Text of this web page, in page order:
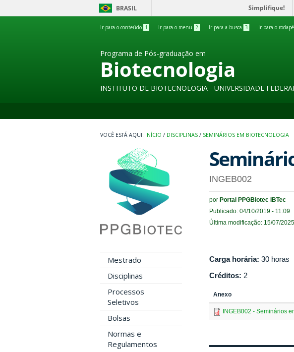
BRASIL Simplifique!
Ir para o conteúdo 1 Ir para o menu 2 Ir para a busca 3 Ir para o rodapé
Programa de Pós-graduação em
Biotecnologia
INSTITUTO DE BIOTECNOLOGIA - UNIVERSIDADE
INÍCIO / DISCIPLINAS / SEMINÁRIOS EM BIOTECNOLOGIA
Mestrado
Disciplinas
Processos
Seletivos
Bolsas
Normas e
Regulamentos
INGEB002
por Portal PPGBiotec IBTec
Publicado: 04/10/2019 - 11:09
Última modificação: 15/07/
Carga horária: 30 horas
Créditos: 2
Anexo
INGEB002 - Seminários